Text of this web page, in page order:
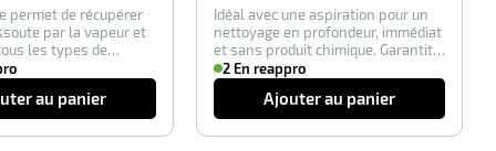
HT
permet de récupérer
par la vapeur et
les types de
au panier
HT
Idéal avec une aspiration pour un
nettoyage en profondeur, immédiat
et sans produit chimique. Garantit
d’…2 En reappro
Ajouter au panier